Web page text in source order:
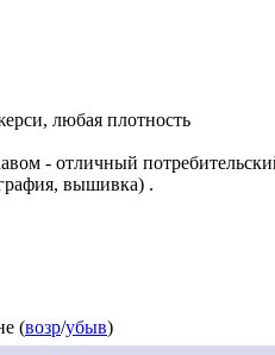
любая плотность
- отличный
вышивка) .
(возр/убыв)